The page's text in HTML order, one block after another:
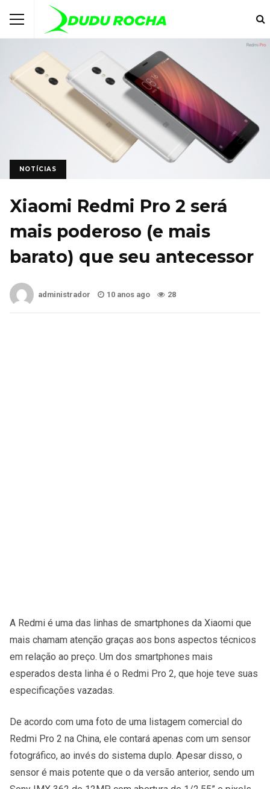
NOTÍCIAS
Xiaomi Redmi Pro 2 será
mais poderoso (e mais
barato) que seu antecessor
administrador 10 anos ago 28
A Redmi é uma das linhas de smartphones da Xiaomi que
mais chamam atenção graças aos bons aspectos técnicos
em relação ao preço. Um dos smartphones mais
esperados desta linha é o Redmi Pro 2, que hoje teve suas
especificações vazadas.
De acordo com uma foto de uma listagem comercial do
Redmi Pro 2 na China, ele contará apenas com um sensor
fotográfico, ao invés do sistema duplo. Apesar disso, o
sensor é mais potente que o da versão anterior, sendo um